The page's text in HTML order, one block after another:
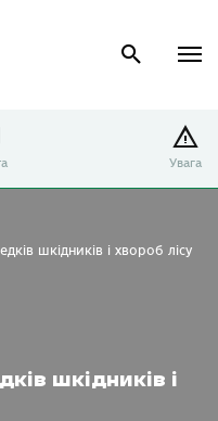
Увага
шкідників і
шкідників і хвороб лісу